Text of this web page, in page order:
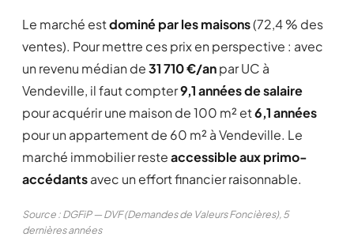
Le marché estdominé par les maisons(72,4 % des
ventes). Pour mettre ces prix en perspective : avec
un revenu médian de31 710 €/anpar UC à
Vendeville, il faut compter9,1 années de salaire
pour acquérir une maison de 100 m² et6,1 années
pour un appartement de 60 m² à Vendeville. Le
marché immobilier resteaccessible aux primo-
accédantsavec un effort financier raisonnable.
Source : DGFiP — DVF (Demandes de Valeurs Foncières), 5
dernières années